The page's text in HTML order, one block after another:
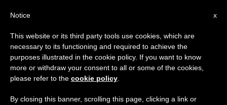
La Pasqua nella gioia del Cristo
risorto
x
Notice
This website or its third party tools use cookies, which are
necessary to its functioning and required to achieve the
purposes illustrated in the cookie policy. If you want to know
more or withdraw your consent to all or some of the cookies,
please refer to the cookie policy
By closing this banner, scrolling this page, clicking a link or